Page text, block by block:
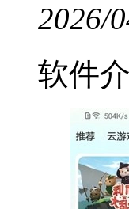
2026/
软件